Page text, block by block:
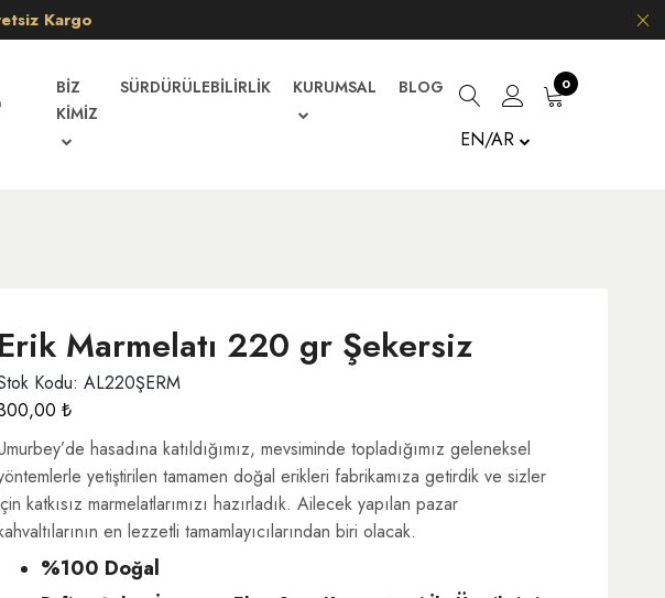
Kargo
BİZ
KİMİZ
SÜRDÜRÜLEBİLİRLİK KURUMSAL BLOG 0
EN/AR
Erik Marmelatı 220 gr Şekersiz
Kodu: AL220ŞERM
₺
hasadına katıldığımız, mevsiminde topladığımız geleneksel
yetiştirilen tamamen doğal erikleri fabrikamıza getirdik ve sizler
katkısız marmelatlarımızı hazırladık. Ailecek yapılan pazar
en lezzetli tamamlayıcılarından biri olacak.
%100 Doğal